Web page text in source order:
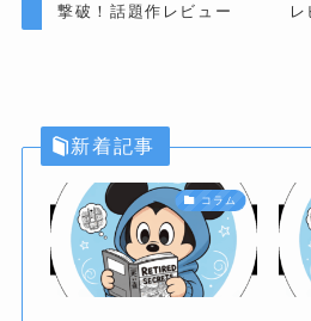
撃破！話題作レビュー
レ
新着記事
コラム